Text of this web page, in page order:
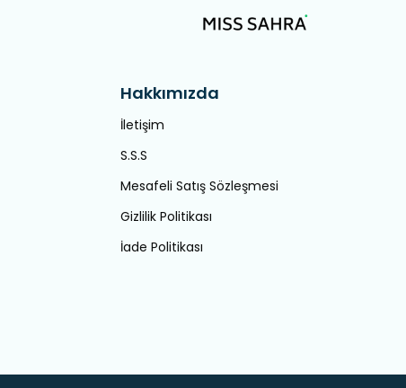
Hakkımızda
İletişim
S.S.S
Mesafeli Satış Sözleşmesi
Gizlilik Politikası
İade Politikası